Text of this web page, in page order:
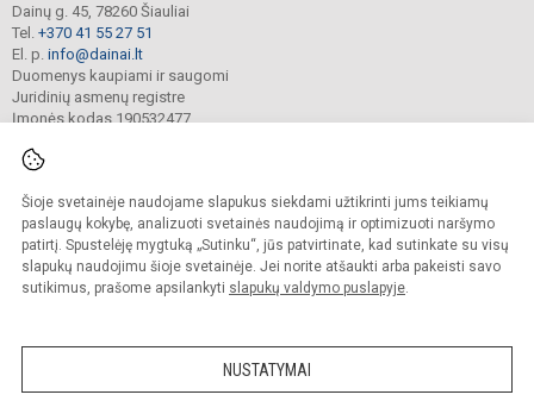
Šioje svetainėje naudojame slapukus siekdami užtikrinti jums teikiamų
paslaugų kokybę, analizuoti svetainės naudojimą ir optimizuoti naršymo
patirtį. Spustelėję mygtuką „Sutinku“, jūs patvirtinate, kad sutinkate su visų
slapukų naudojimu šioje svetainėje. Jei norite atšaukti arba pakeisti savo
sutikimus, prašome apsilankyti slapukų valdymo puslapyje.
NUSTATYMAI
Dainų g. 45, 78260 Šiauliai
Tel. +370 41 55 27 51
El. p. info@dainai.lt
Duomenys kaupiami ir saugomi
Juridinių asmenų registre
Įmonės kodas 190532477
© 2023. Šiaulių Dainų progimnazija. Visos teisės saugomos.
Kopijuoti turinį be raštiško gimnazijos sutikimo griežtai draudžiama.
Prieinamumo paraiška Slapukų politika
Sumanus būdas atnaujinti